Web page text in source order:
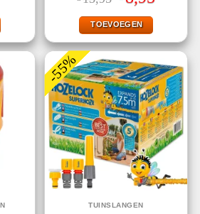
prijs
was:
€13,95.
prijs
TOEVOEGEN
-55%
TUINSLANGEN